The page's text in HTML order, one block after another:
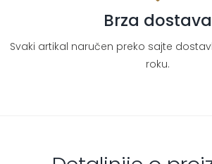
Brza dostava
Svaki artikal naručen preko sajte
roku.